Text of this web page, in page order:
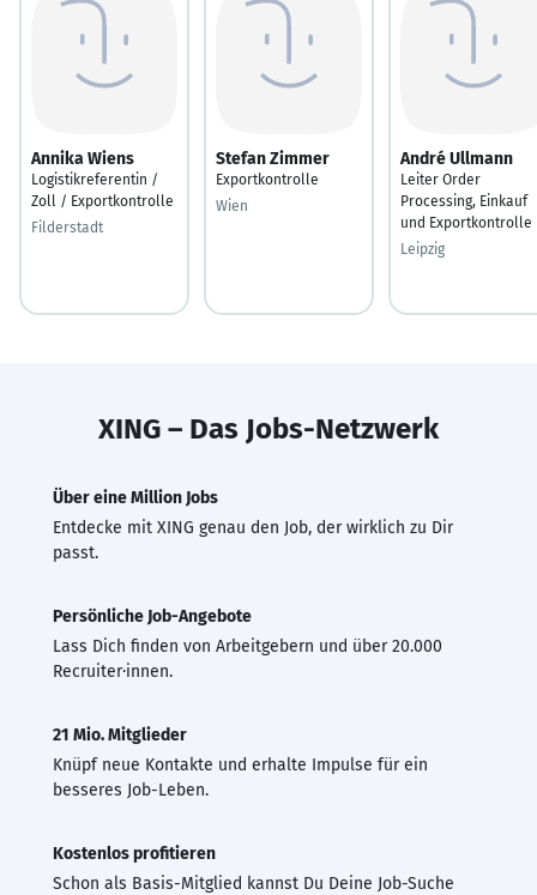
Annika Wiens
Logistikreferentin /
Zoll / Exportkontrolle
Filderstadt
Stefan Zimmer
Exportkontrolle
Wien
André Ullmann
Leiter Order
Processing, Einkauf
und Exportkontrolle
Leipzig
XING – Das Jobs-Netzwerk
Über eine Million Jobs
Entdecke mit XING genau den Job, der wirklich zu Dir
passt.
Persönliche Job-Angebote
Lass Dich finden von Arbeitgebern und über 20.000
Recruiter·innen.
21 Mio. Mitglieder
Knüpf neue Kontakte und erhalte Impulse für ein
besseres Job-Leben.
Kostenlos profitieren
Schon als Basis-Mitglied kannst Du Deine Job-Suche